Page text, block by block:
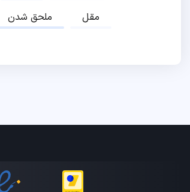
ملحق شدن مقل